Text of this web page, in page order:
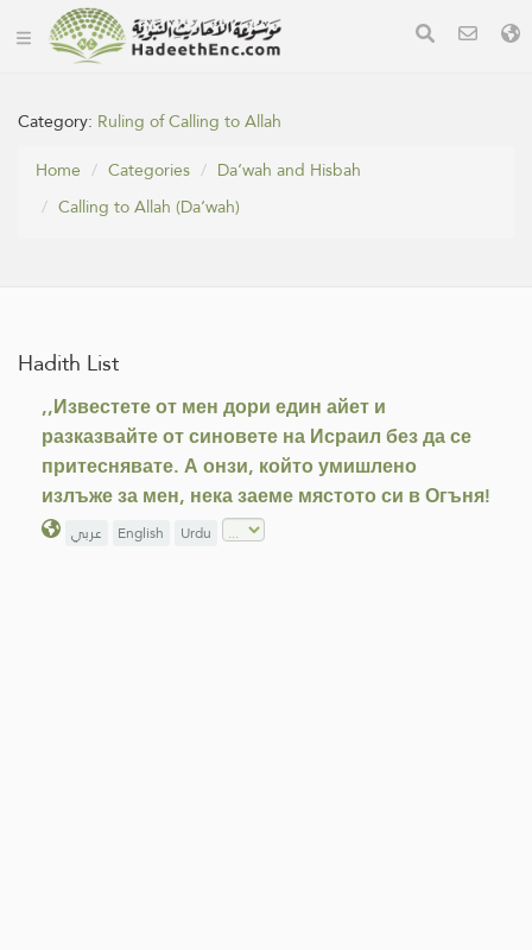
Category: Ruling of Calling to Allah
Home
Categories
Da‘wah and Hisbah
Calling to Allah (Da‘wah)
Hadith List
,,Известете от мен дори един айет и
разказвайте от синовете на Исраил без да се
притеснявате. А онзи, който умишлено
излъже за мен, нека заеме мястото си в Огъня!
عربي English Urdu